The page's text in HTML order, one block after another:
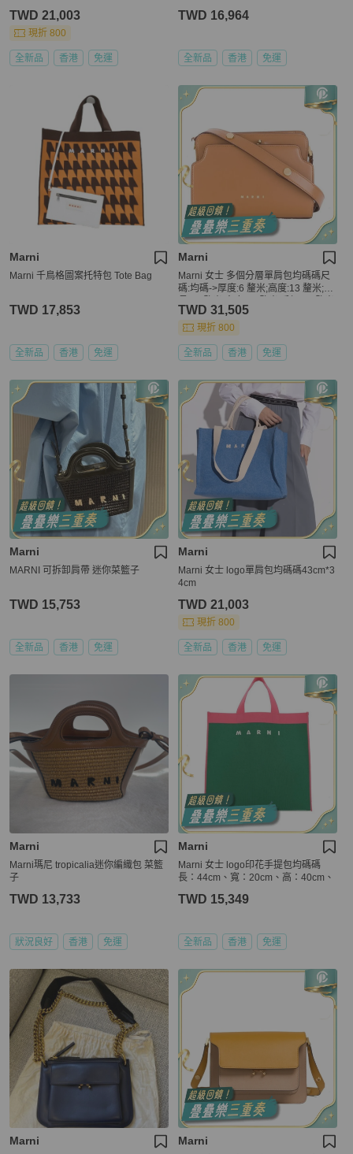
TWD 21,003
現折 800
全新品 香港 免運
TWD 16,964
全新品 香港 免運
Marni
Marni 千鳥格圖案托特包 Tote Bag
TWD 17,853
全新品 香港 免運
Marni
Marni 女士 多個分層單肩包均碼碼尺
碼:均碼->厚度:6 釐米;高度:13 釐米;帶
TWD 31,505
現折 800
全新品 香港 免運
Marni
MARNI 可拆卸肩帶 迷你菜籃子
TWD 15,753
全新品 香港 免運
Marni
Marni 女士 logo單肩包均碼碼43cm*3
4cm
TWD 21,003
現折 800
全新品 香港 免運
Marni
Marni瑪尼 tropicalia迷你編織包 菜籃
子
TWD 13,733
狀況良好 香港 免運
Marni
Marni 女士 logo印花手提包均碼碼
長：44cm、寬：20cm、高：40cm、
TWD 15,349
全新品 香港 免運
Marni Marni